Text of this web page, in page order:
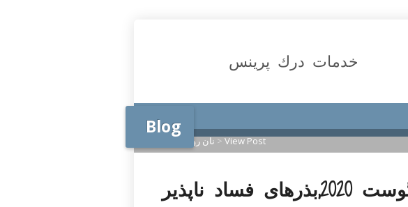
خدمات درك پرينس
Blog
>نان روزانه>View Post